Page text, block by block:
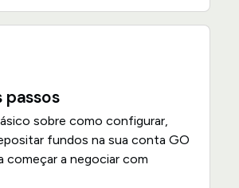
passos
sobre como configurar,
fundos na sua conta GO
começar a negociar com